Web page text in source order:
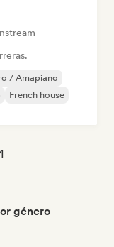
/ Amapiano
French house
género